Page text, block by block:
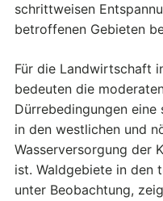
schrittweisen
betroffenen Gebieten
Für die Landwirtschaft
bedeuten die
Dürrebedingungen eine
in den westlichen und
Wasserversorgung der
ist. Waldgebiete in den
unter Beobachtung,